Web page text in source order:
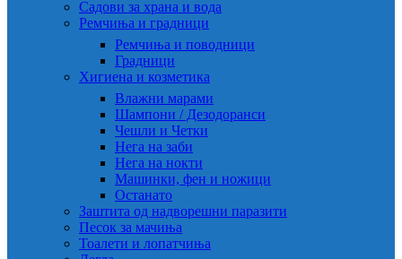
Садови за храна и вода
Ремчиња и градници
Ремчиња и поводници
Градници
Хигиена и козметика
Влажни марами
Шампони / Дезодоранси
Чешли и Четки
Нега на заби
Нега на нокти
Машинки, фен и ножици
Останато
Заштита од надворешни паразити
Песок за мачиња
Тоалети и лопатчиња